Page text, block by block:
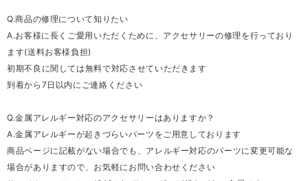
Q.商品の修理について知りたい
A.お客様に長くご愛用いただくために、アクセサリーの修理を行っており
ます(送料お客様負担)
初期不良に関しては無料で対応させていただきます
到着から7日以内にご連絡ください
Q.金属アレルギー対応のアクセサリーはありますか？
A.金属アレルギーが起きづらいパーツをご用意しております
商品ページに記載がない場合でも、アレルギー対応のパーツに変更可能な
場合がありますので、お気軽にお問い合わせください